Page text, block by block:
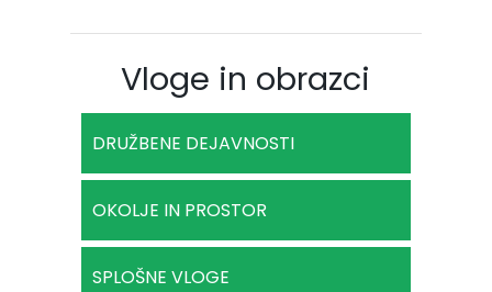
Vloge in obrazci
DRUŽBENE DEJAVNOSTI
OKOLJE IN PROSTOR
SPLOŠNE VLOGE